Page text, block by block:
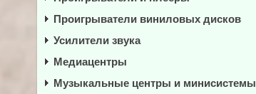
Проигрыватели виниловых дисков
Усилители звука
Медиацентры
Музыкальные центры и минисистемы